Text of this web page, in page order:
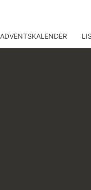
ADVENTSKALENDER